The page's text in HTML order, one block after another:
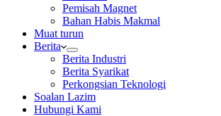
Pemisah Magnet
Bahan Habis Makmal
Muat turun
Berita
Berita Industri
Berita Syarikat
Perkongsian Teknologi
Soalan Lazim
Hubungi Kami